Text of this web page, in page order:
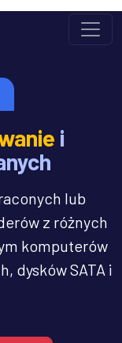
i
lub
z różnych
komputerów
dysków SATA i